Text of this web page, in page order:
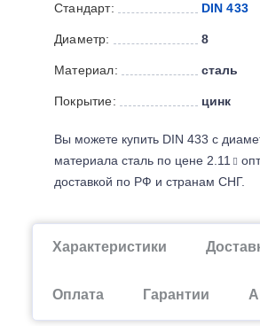
Стандарт: DIN 433
Диаметр: 8
Материал: сталь
Покрытие: цинк
Вы можете купить DIN 433 с
материала сталь по цене 2.11
доставкой по РФ и странам СНГ.
Характеристики
Оплата Гарантии